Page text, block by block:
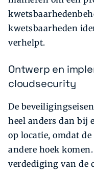
kwetsbaarheden
verhelpt.
Ontwerp en
cloudsecurity
De
heel anders dan bij
op locatie, omdat
andere hoek
verdediging van de